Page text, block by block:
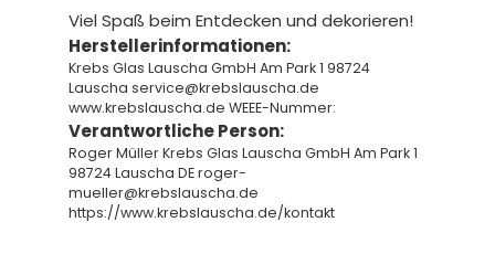
Viel Spaß beim Entdecken und dekorieren!
Herstellerinformationen:
Krebs Glas Lauscha GmbH Am Park 1 98724
Lauscha service@krebslauscha.de
www.krebslauscha.de WEEE-Nummer:
Verantwortliche Person:
Roger Müller Krebs Glas Lauscha GmbH Am Park 1
98724 Lauscha DE roger-
mueller@krebslauscha.de
https://www.krebslauscha.de/kontakt